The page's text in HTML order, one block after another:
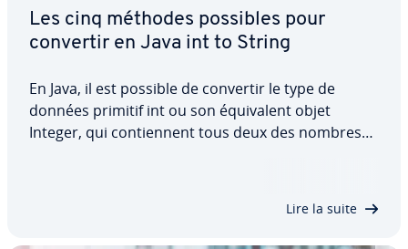
Les cinq méthodes possibles pour
convertir en Java int to String
En Java, il est possible de convertir le type de
données primitif int ou son équi­valent objet
Integer, qui con­tien­nent tous deux des nombres
Lire la suite